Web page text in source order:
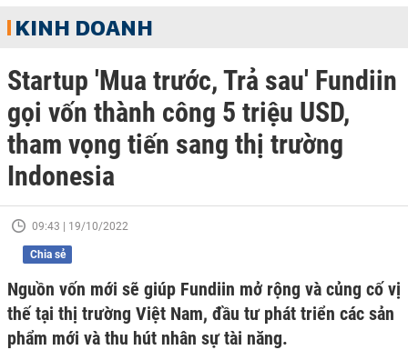
KINH DOANH
Startup 'Mua trước, Trả sau' Fundiin
gọi vốn thành công 5 triệu USD,
tham vọng tiến sang thị trường
Indonesia
09:43 | 19/10/2022
Chia sẻ
Nguồn vốn mới sẽ giúp Fundiin mở rộng và củng cố vị
thế tại thị trường Việt Nam, đầu tư phát triển các sản
phẩm mới và thu hút nhân sự tài năng.